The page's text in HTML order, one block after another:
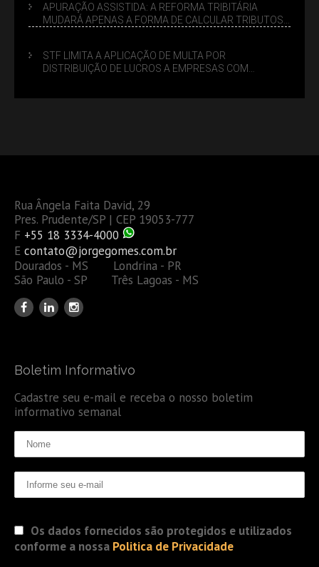
APURAÇÃO ASSISTIDA: A REFORMA TRIBITÁRIA
MUDARÁ APENAS A FORMA DE CALCULAR TRIBUTOS
STF LIMITA A APLICAÇÃO DE MULTA POR
DISTRIBUIÇÃO DE LUCROS A EMPRESAS COM
Rua Ângela Faita David, 29
Pres. Prudente/SP | CEP 19053-777
F +55 18 3334-4000
E contato@jorgegomes.com.br
Dourados - MS Londrina - PR
São Paulo - SP Três Lagoas - MS
Boletim Informativo
Cadastre seu e-mail e receba o nosso boletim
informativo semanal
Os dados fornecidos são protegidos e utilizados
conforme a nossa Politica de Privacidade